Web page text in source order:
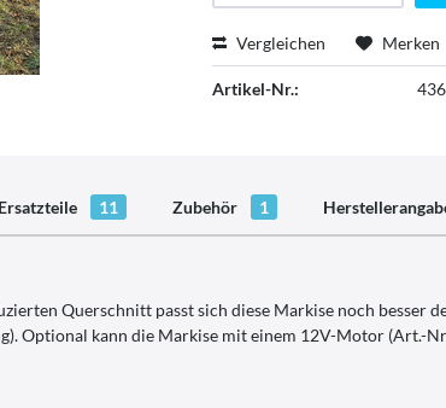
Vergleichen Merken
Artikel-Nr.:
Ersatzteile 11 Zubehör 1
Querschnitt passt sich diese Markise noch besser
Optional kann die Markise mit einem 12V-Motor (Art.-